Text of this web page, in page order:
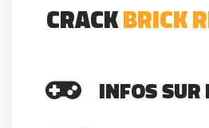
CRACKBRICK
INFOS SUR